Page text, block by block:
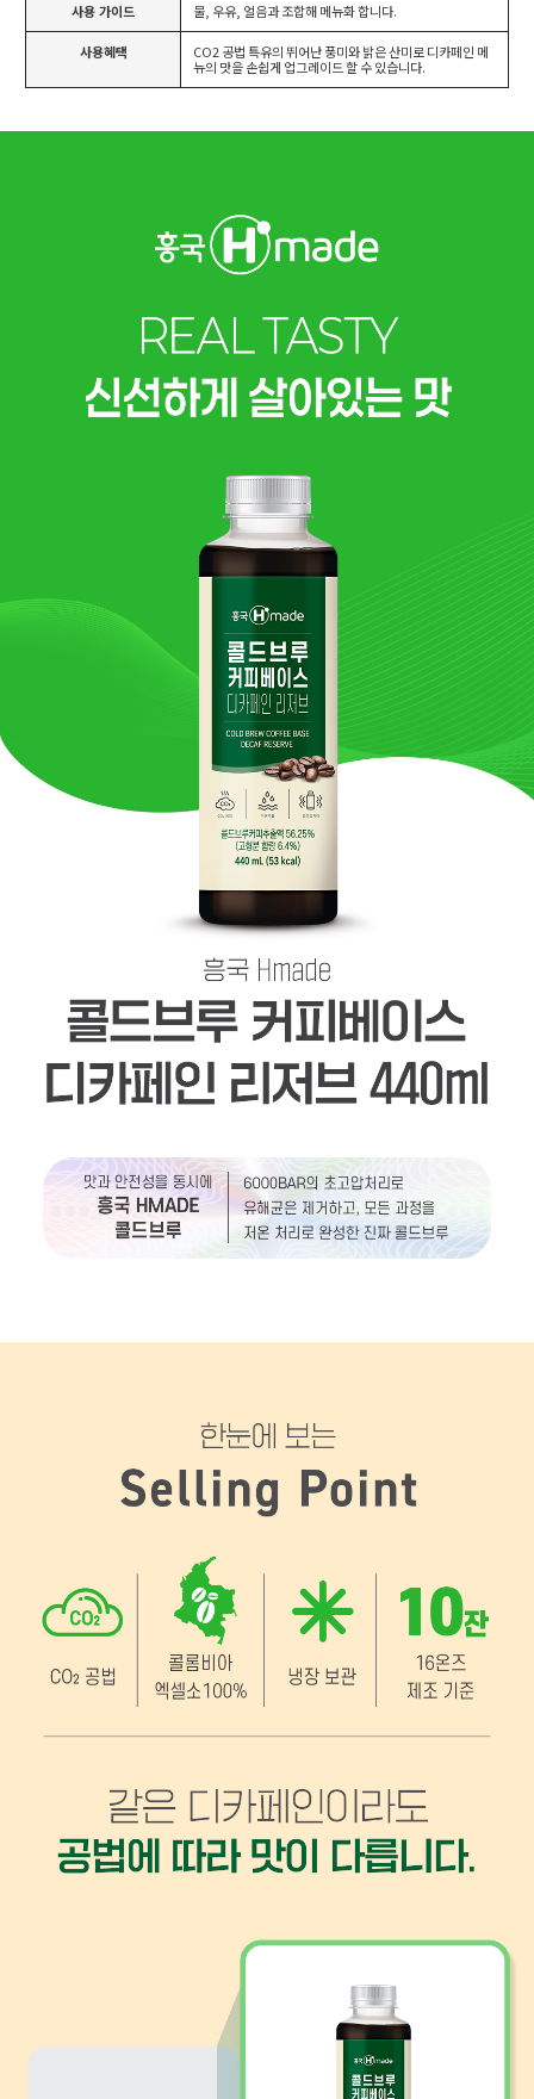
사용 가이드 물, 우유, 얼음과 조합해 메뉴화 합니다.
사용혜택
CO2 공법 특유의 뛰어난 풍미와 밝은 산미로 디카페인 메
뉴의 맛을 손쉽게 업그레이드 할 수 있습니다.